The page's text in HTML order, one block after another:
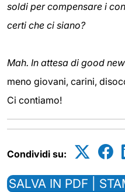
soldi per compensare i
certi che ci siano?
Mah. In attesa di good
meno giovani, carini,
Ci contiamo!
Condividi su:
SALVA IN PDF |